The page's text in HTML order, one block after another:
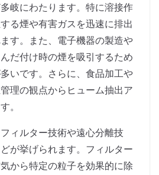
岐にわたります。特に溶接作
る煙や有害ガスを迅速に排出
す。また、電子機器の製造や
だ付け時の煙を吸引するため
いです。さらに、食品加工や
理の観点からヒューム抽出ア
。
ィルター技術や遠心分離技
が挙げられます。フィルター
から特定の粒子を効果的に除